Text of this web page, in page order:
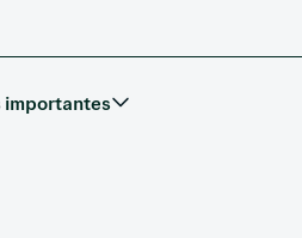
importantes